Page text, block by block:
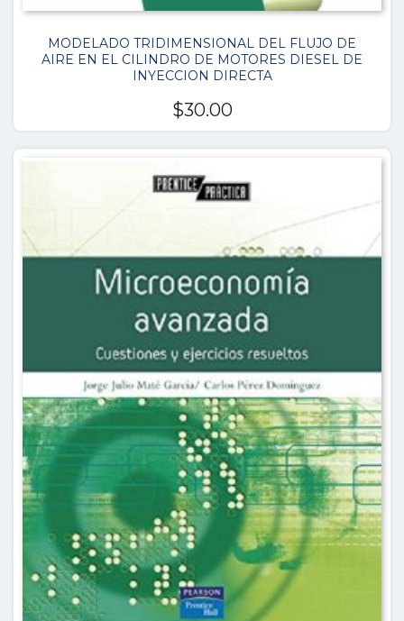
MODELADO TRIDIMENSIONAL DEL FLUJO DE
AIRE EN EL CILINDRO DE MOTORES DIESEL DE
INYECCION DIRECTA
$30.00